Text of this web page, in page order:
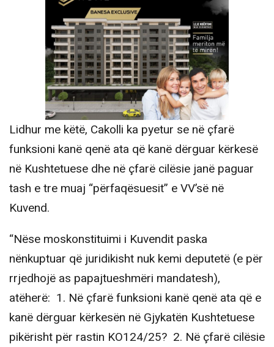
Lidhur me këtë, Cakolli ka pyetur se në çfarë
funksioni kanë qenë ata që kanë dërguar kërkesë
në Kushtetuese dhe në çfarë cilësie janë paguar
tash e tre muaj “përfaqësuesit” e VV’së në
Kuvend.
“Nëse moskonstituimi i Kuvendit paska
nënkuptuar që juridikisht nuk kemi deputetë (e për
rrjedhojë as papajtueshmëri mandatesh),
atëherë: 1. Në çfarë funksioni kanë qenë ata që e
kanë dërguar kërkesën në Gjykatën Kushtetuese
pikërisht për rastin KO124/25? 2. Në çfarë cilësie